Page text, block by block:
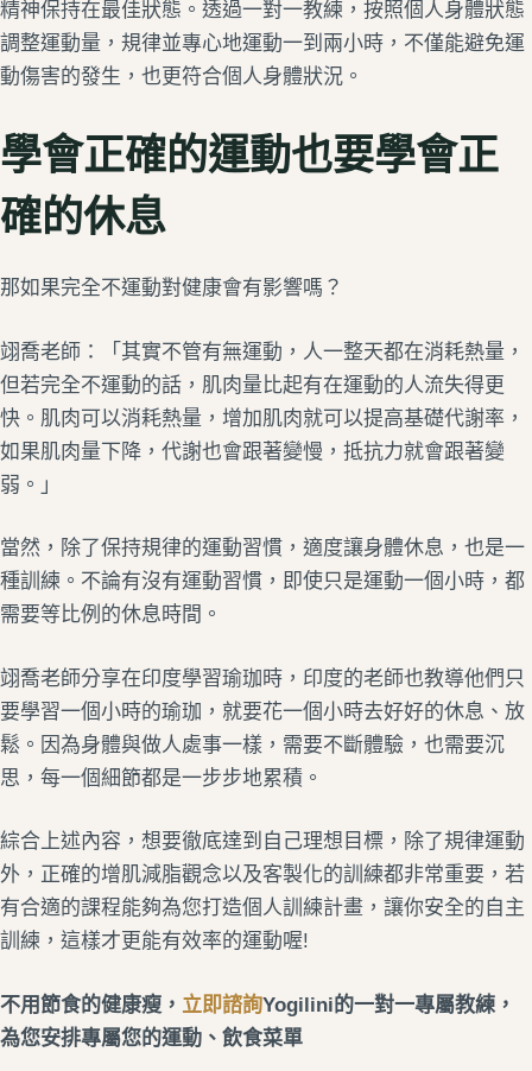
精神保持在最佳狀態。透過一對一教練，按照個人身體狀態
調整運動量，規律並專心地運動一到兩小時，不僅能避免運
動傷害的發生，也更符合個人身體狀況。
學會正確的運動也要學會正
確的休息
那如果完全不運動對健康會有影響嗎？
翊喬老師：「其實不管有無運動，人一整天都在消耗熱量，
但若完全不運動的話，肌肉量比起有在運動的人流失得更
快。肌肉可以消耗熱量，增加肌肉就可以提高基礎代謝率，
如果肌肉量下降，代謝也會跟著變慢，抵抗力就會跟著變
弱。」
當然，除了保持規律的運動習慣，適度讓身體休息，也是一
種訓練。不論有沒有運動習慣，即使只是運動一個小時，都
需要等比例的休息時間。
翊喬老師分享在印度學習瑜珈時，印度的老師也教導他們只
要學習一個小時的瑜珈，就要花一個小時去好好的休息、放
鬆。因為身體與做人處事一樣，需要不斷體驗，也需要沉
思，每一個細節都是一步步地累積。
綜合上述內容，想要徹底達到自己理想目標，除了規律運動
外，正確的增肌減脂觀念以及客製化的訓練都非常重要，若
有合適的課程能夠為您打造個人訓練計畫，讓你安全的自主
訓練，這樣才更能有效率的運動喔!
不用節食的健康瘦， 立即諮詢Yogilini的一對一專屬教練，
為您安排專屬您的運動、飲食菜單